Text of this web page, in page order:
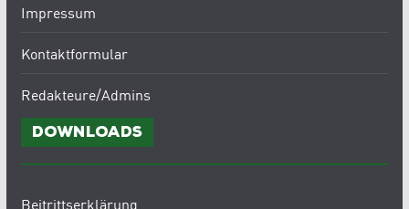
Impressum
Kontaktformular
Redakteure/Admins
Downloads
Beitrittserklärung